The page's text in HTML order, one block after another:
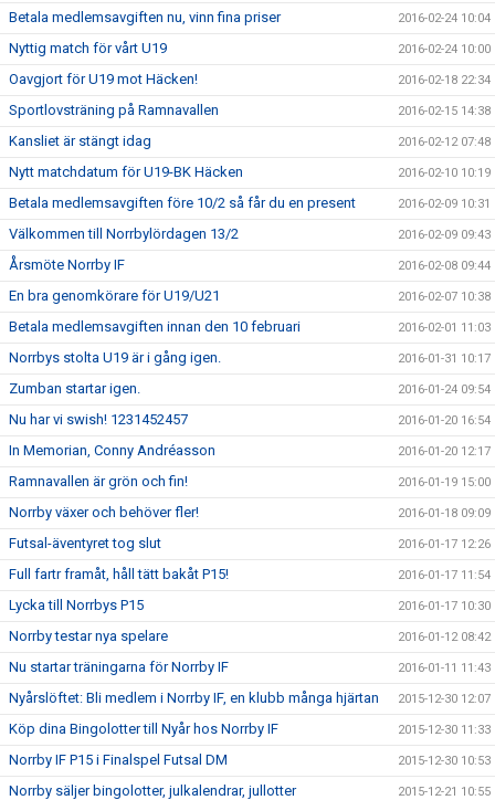
Betala medlemsavgiften nu, vinn fina priser 2016-02-24 10:04
Nyttig match för vårt U19 2016-02-24 10:00
Oavgjort för U19 mot Häcken! 2016-02-18 22:34
Sportlovsträning på Ramnavallen 2016-02-15 14:38
Kansliet är stängt idag 2016-02-12 07:48
Nytt matchdatum för U19-BK Häcken 2016-02-10 10:19
Betala medlemsavgiften före 10/2 så får du en present 2016-02-09 10:31
Välkommen till Norrbylördagen 13/2 2016-02-09 09:43
Årsmöte Norrby IF 2016-02-08 09:44
En bra genomkörare för U19/U21 2016-02-07 10:38
Betala medlemsavgiften innan den 10 februari 2016-02-01 11:03
Norrbys stolta U19 är i gång igen. 2016-01-31 10:17
Zumban startar igen. 2016-01-24 09:54
Nu har vi swish! 1231452457 2016-01-20 16:54
In Memorian, Conny Andréasson 2016-01-20 12:17
Ramnavallen är grön och fin! 2016-01-19 15:00
Norrby växer och behöver fler! 2016-01-18 09:09
Futsal-äventyret tog slut 2016-01-17 12:26
Full fartr framåt, håll tätt bakåt P15! 2016-01-17 11:54
Lycka till Norrbys P15 2016-01-17 10:30
Norrby testar nya spelare 2016-01-12 08:42
Nu startar träningarna för Norrby IF 2016-01-11 11:43
Nyårslöftet: Bli medlem i Norrby IF, en klubb många hjärtan 2015-12-30 12:07
Köp dina Bingolotter till Nyår hos Norrby IF 2015-12-30 11:33
Norrby IF P15 i Finalspel Futsal DM 2015-12-30 10:53
Norrby säljer bingolotter, julkalendrar, jullotter 2015-12-21 10:55